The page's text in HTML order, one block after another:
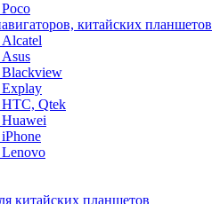
китайских планшетов
Qtek
китайских планшетов